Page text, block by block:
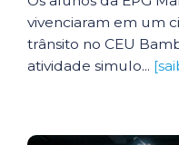
vivenciaram em um
trânsito no CEU
atividade simulo...